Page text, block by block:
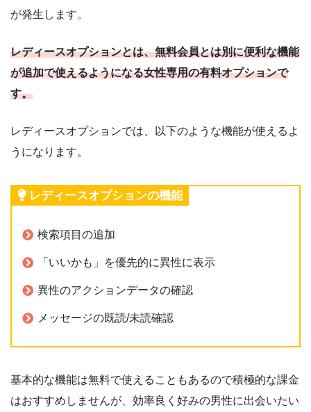
が発生します。
レディースオプションとは、無料会員とは別に便利な機能
が追加で使えるようになる女性専用の有料オプションで
す。
レディースオプションでは、以下のような機能が使えるよ
うになります。
レディースオプションの機能
検索項目の追加
「いいかも」を優先的に異性に表示
異性のアクションデータの確認
メッセージの既読/未読確認
基本的な機能は無料で使えることもあるので積極的な課金
はおすすめしませんが、効率良く好みの男性に出会いたい